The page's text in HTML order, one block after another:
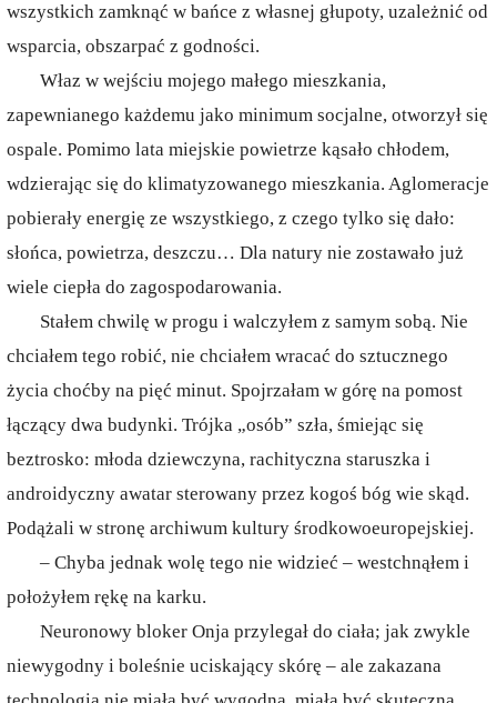
wszystkich zamknąć w bańce z własnej głupoty, uzależnić od
wsparcia, obszarpać z godności.
Właz w wejściu mojego małego mieszkania,
zapewnianego każdemu jako minimum socjalne, otworzył się
ospale. Pomimo lata miejskie powietrze kąsało chłodem,
wdzierając się do klimatyzowanego mieszkania. Aglomeracje
pobierały energię ze wszystkiego, z czego tylko się dało:
słońca, powietrza, deszczu… Dla natury nie zostawało już
wiele ciepła do zagospodarowania.
Stałem chwilę w progu i walczyłem z samym sobą. Nie
chciałem tego robić, nie chciałem wracać do sztucznego
życia choćby na pięć minut. Spojrzałam w górę na pomost
łączący dwa budynki. Trójka „osób” szła, śmiejąc się
beztrosko: młoda dziewczyna, rachityczna staruszka i
androidyczny awatar sterowany przez kogoś bóg wie skąd.
Podążali w stronę archiwum kultury środkowoeuropejskiej.
– Chyba jednak wolę tego nie widzieć – westchnąłem i
położyłem rękę na karku.
Neuronowy bloker Onja przylegał do ciała; jak zwykle
niewygodny i boleśnie uciskający skórę – ale zakazana